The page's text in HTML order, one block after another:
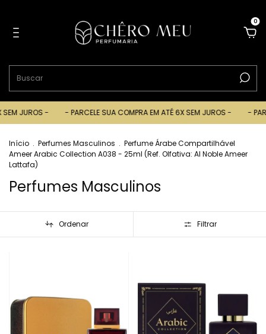
0
JUROS - - PARCELE SUA COMPRA EM ATÉ 6X SEM JUROS - -
Início . Perfumes Masculinos . Perfume Árabe Compartilhável
Ameer Arabic Collection A038 - 25ml (Ref. Olfativa: Al Noble Ameer
Lattafa)
Perfumes Masculinos
Ordenar Filtrar